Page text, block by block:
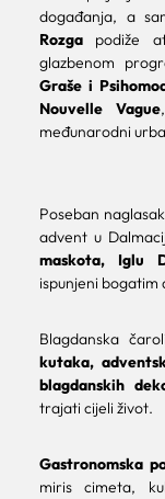
događanja, a
Rozgapodiže
glazbenom
Graše i
Nouvelle Vague
međunarodni
Poseban
advent u
maskota, Iglu
ispunjeni
Blagdanska
kutaka,
blagdanskih
trajati cijeli život.
Gastronomska
miris cimeta,